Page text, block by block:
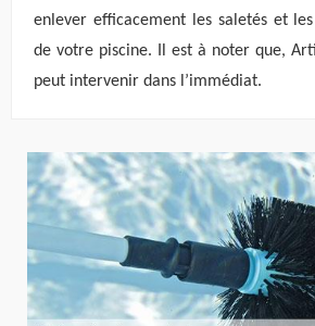
enlever efficacement les saletés et
de votre piscine. Il est à noter que,
peut intervenir dans l’immédiat.